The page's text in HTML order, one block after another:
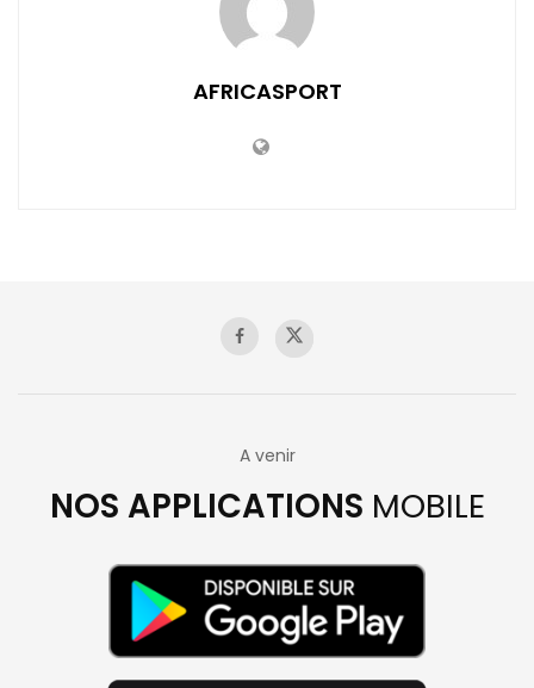
AFRICASPORT
A venir
NOS APPLICATIONS MOBILE